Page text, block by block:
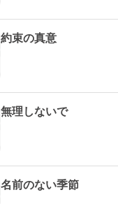
約束の真意
無理しないで
名前のない季節